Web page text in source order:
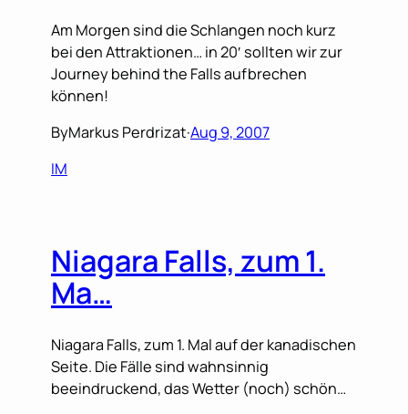
Am Morgen sind die Schlangen noch kurz
bei den Attraktionen… in 20′ sollten wir zur
Journey behind the Falls aufbrechen
können!
ByMarkus Perdrizat·Aug 9, 2007
IM
Niagara Falls, zum 1.
Ma…
Niagara Falls, zum 1. Mal auf der kanadischen
Seite. Die Fälle sind wahnsinnig
beeindruckend, das Wetter (noch) schön…